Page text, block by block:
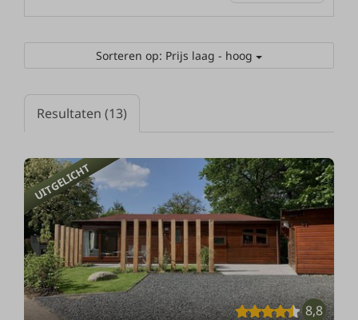
Sorteren op: Prijs laag - hoog
Resultaten (13)
UITGELICHT
8,8